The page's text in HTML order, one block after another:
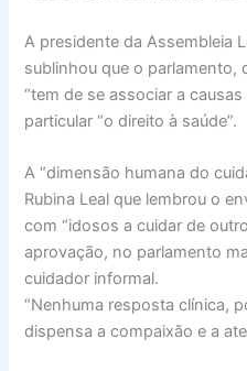
A presidente da Assembleia
sublinhou que o parlamento,
“tem de se associar a
particular “o direito à saúde”.
A “dimensão humana do
Rubina Leal que lembrou o
com “idosos a cuidar de
aprovação, no parlamento
cuidador informal.
“Nenhuma resposta clínica,
dispensa a compaixão e a